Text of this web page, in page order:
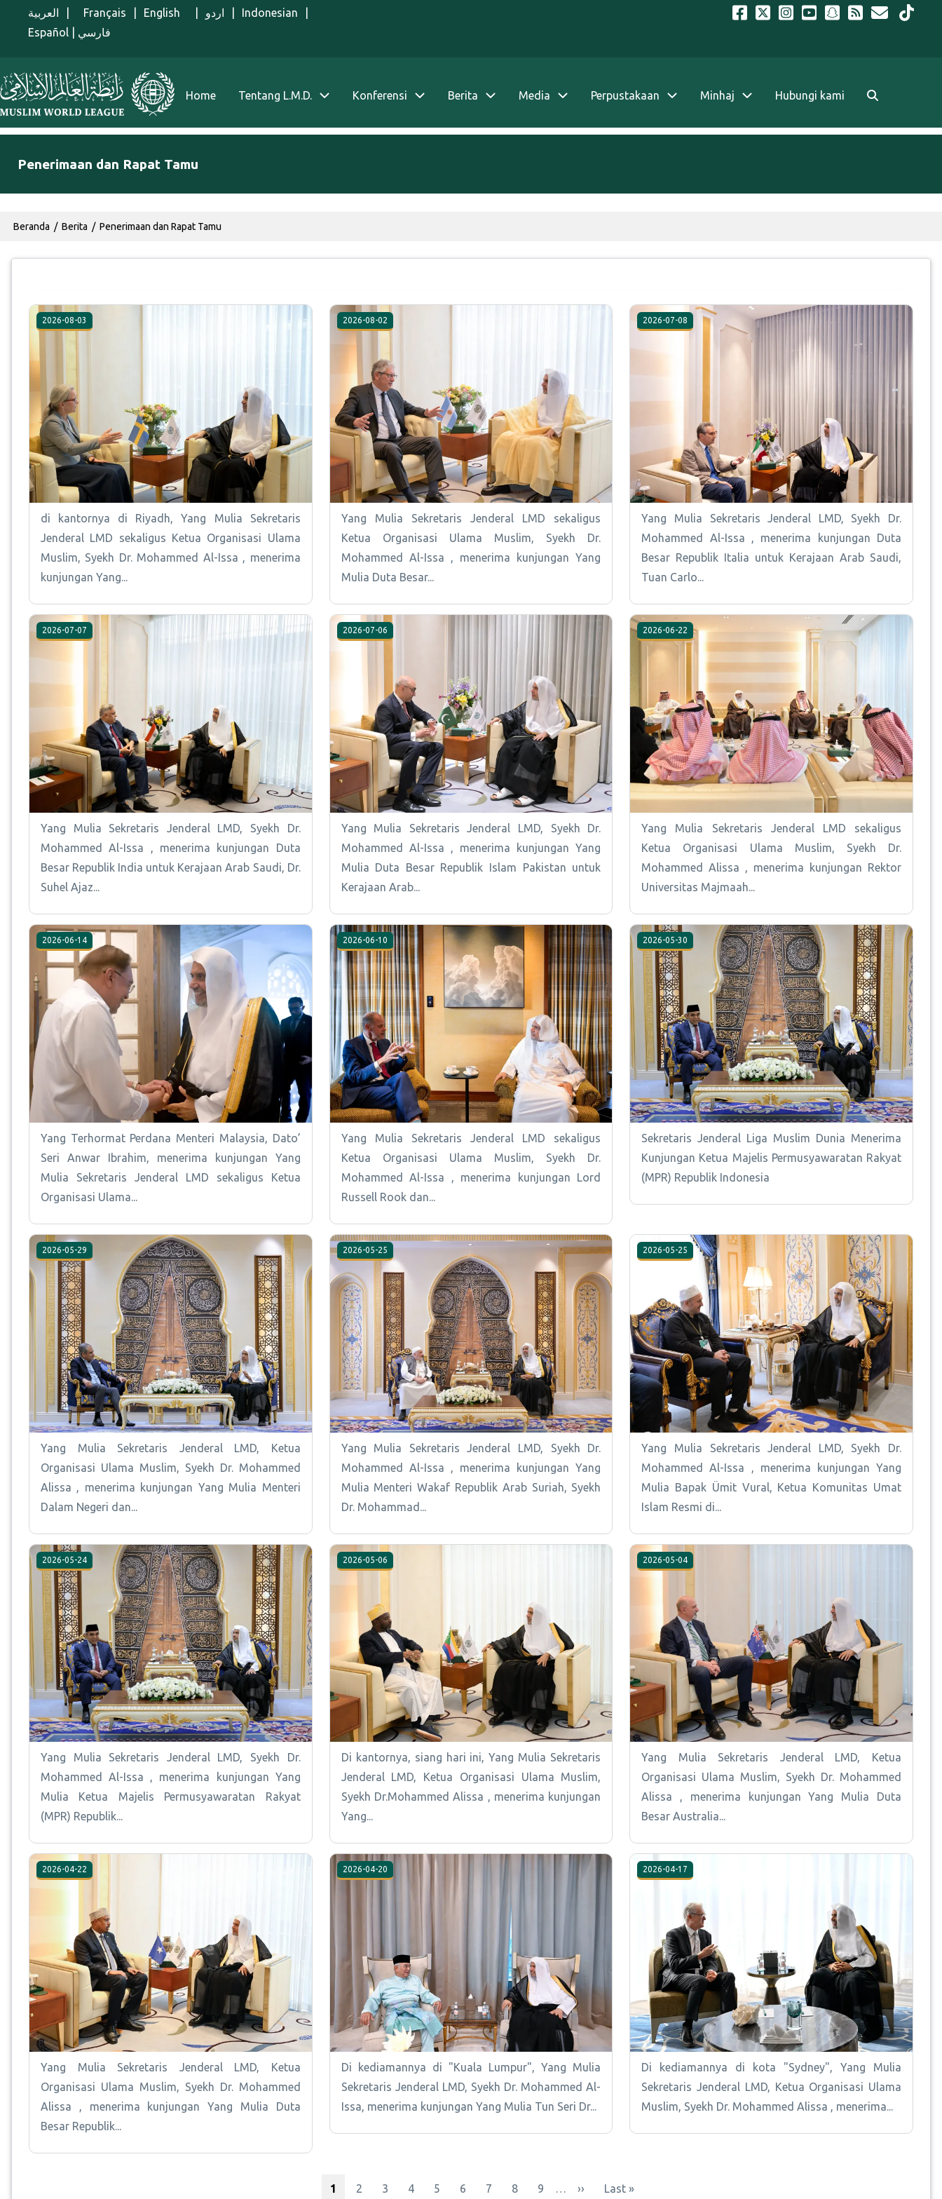
Lompat ke isi utama
العربية Français English اردو Indonesian
Español
فارسي
Menu Indonesian
Home Tentang L.M.D. Konferensi Berita Media Perpustakaan Minhaj Hubungi kami
Penerimaan dan Rapat Tamu
Breadcrumb
Beranda Berita Penerimaan dan Rapat Tamu
2026-08-03
di kantornya di Riyadh, Yang Mulia Sekretaris
Jenderal LMD sekaligus Ketua Organisasi Ulama
Muslim, Syekh Dr. Mohammed Al-Issa , menerima
kunjungan Yang...
2026-08-02
Yang Mulia Sekretaris Jenderal LMD sekaligus
Ketua Organisasi Ulama Muslim, Syekh Dr.
Mohammed Al-Issa , menerima kunjungan Yang
Mulia Duta Besar...
2026-07-08
Yang Mulia Sekretaris Jenderal LMD, Syekh Dr.
Mohammed Al-Issa , menerima kunjungan Duta
Besar Republik Italia untuk Kerajaan Arab Saudi,
Tuan Carlo...
2026-07-07
Yang Mulia Sekretaris Jenderal LMD, Syekh Dr.
Mohammed Al-Issa , menerima kunjungan Duta
Besar Republik India untuk Kerajaan Arab Saudi, Dr.
Suhel Ajaz...
2026-07-06
Yang Mulia Sekretaris Jenderal LMD, Syekh Dr.
Mohammed Al-Issa , menerima kunjungan Yang
Mulia Duta Besar Republik Islam Pakistan untuk
Kerajaan Arab...
2026-06-22
Yang Mulia Sekretaris Jenderal LMD sekaligus
Ketua Organisasi Ulama Muslim, Syekh Dr.
Mohammed Alissa , menerima kunjungan Rektor
Universitas Majmaah...
2026-06-14
Yang Terhormat Perdana Menteri Malaysia, Dato’
Seri Anwar Ibrahim, menerima kunjungan Yang
Mulia Sekretaris Jenderal LMD sekaligus Ketua
Organisasi Ulama...
2026-06-10
Yang Mulia Sekretaris Jenderal LMD sekaligus
Ketua Organisasi Ulama Muslim, Syekh Dr.
Mohammed Al-Issa , menerima kunjungan Lord
Russell Rook dan...
2026-05-30
Sekretaris Jenderal Liga Muslim Dunia Menerima
Kunjungan Ketua Majelis Permusyawaratan Rakyat
(MPR) Republik Indonesia
2026-05-29
Yang Mulia Sekretaris Jenderal LMD, Ketua
Organisasi Ulama Muslim, Syekh Dr. Mohammed
Alissa , menerima kunjungan Yang Mulia Menteri
Dalam Negeri dan...
2026-05-25
Yang Mulia Sekretaris Jenderal LMD, Syekh Dr.
Mohammed Al-Issa , menerima kunjungan Yang
Mulia Menteri Wakaf Republik Arab Suriah, Syekh
Dr. Mohammad...
2026-05-25
Yang Mulia Sekretaris Jenderal LMD, Syekh Dr.
Mohammed Al-Issa , menerima kunjungan Yang
Mulia Bapak Ümit Vural, Ketua Komunitas Umat
Islam Resmi di...
2026-05-24
Yang Mulia Sekretaris Jenderal LMD, Syekh Dr.
Mohammed Al-Issa , menerima kunjungan Yang
Mulia Ketua Majelis Permusyawaratan Rakyat
(MPR) Republik...
2026-05-06
Di kantornya, siang hari ini, Yang Mulia Sekretaris
Jenderal LMD, Ketua Organisasi Ulama Muslim,
Syekh Dr.Mohammed Alissa , menerima kunjungan
Yang...
2026-05-04
Yang Mulia Sekretaris Jenderal LMD, Ketua
Organisasi Ulama Muslim, Syekh Dr. Mohammed
Alissa , menerima kunjungan Yang Mulia Duta
Besar Australia...
2026-04-22
Yang Mulia Sekretaris Jenderal LMD, Ketua
Organisasi Ulama Muslim, Syekh Dr. Mohammed
Alissa , menerima kunjungan Yang Mulia Duta
Besar Republik...
2026-04-20
Di kediamannya di "Kuala Lumpur", Yang Mulia
Sekretaris Jenderal LMD, Syekh Dr. Mohammed Al-
Issa, menerima kunjungan Yang Mulia Tun Seri Dr...
2026-04-17
Di kediamannya di kota "Sydney", Yang Mulia
Sekretaris Jenderal LMD, Ketua Organisasi Ulama
Muslim, Syekh Dr. Mohammed Alissa , menerima...
Halaman sekarang
1 Halaman
2 Halaman
3 Halaman
4 Halaman
5 Halaman
6 Halaman
7 Halaman
8 Halaman
9 … Halaman berikutnya
›› Halaman terakhir
Last »